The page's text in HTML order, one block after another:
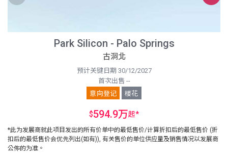
Park Silicon - Palo Springs
古洞北
预计关键日期 30/12/2027
首次出售 --
意向登记
楼花
$594.9万起*
*此为发展商就此项目发出的所有价单中的最低售价/计算折扣后的最低售价 (折
扣后的最低售价会优先列出(如有)), 有关售价的单位供应量及销售情况以发展商
公佈的为准。